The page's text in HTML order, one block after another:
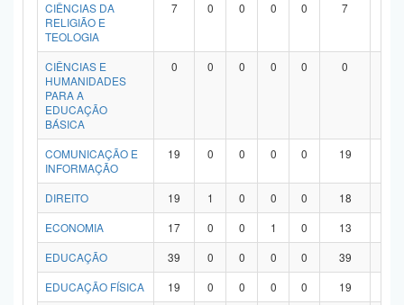
CIÊNCIAS DA
RELIGIÃO E
TEOLOGIA
7 0 0 0 0 7
CIÊNCIAS E
HUMANIDADES
PARA A
EDUCAÇÃO
BÁSICA
0 0 0 0 0 0
COMUNICAÇÃO E
INFORMAÇÃO
19 0 0 0 0 19
DIREITO 19 1 0 0 0 18
ECONOMIA
17 0 0 1 0 13
EDUCAÇÃO
39 0 0 0 0 39
EDUCAÇÃO FÍSICA
19 0 0 0 0 19